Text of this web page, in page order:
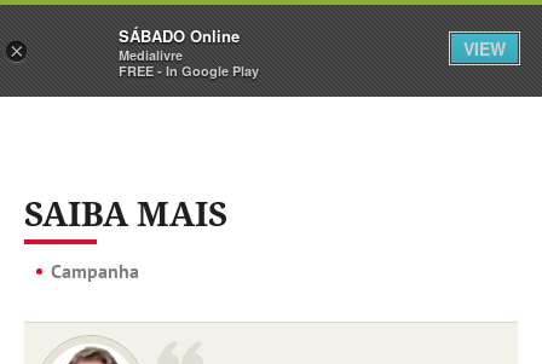
Sábado Assine Iniciar Sessão
SAIBA MAIS
Campanha
×
SÁBADO Online
Medialivre
FREE - In Google Play
VIEW